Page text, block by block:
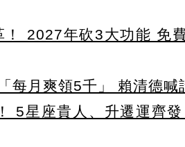
！ 2027年砍3大功能 免
每月爽領5千」 賴清德喊
5星座貴人、升遷運齊